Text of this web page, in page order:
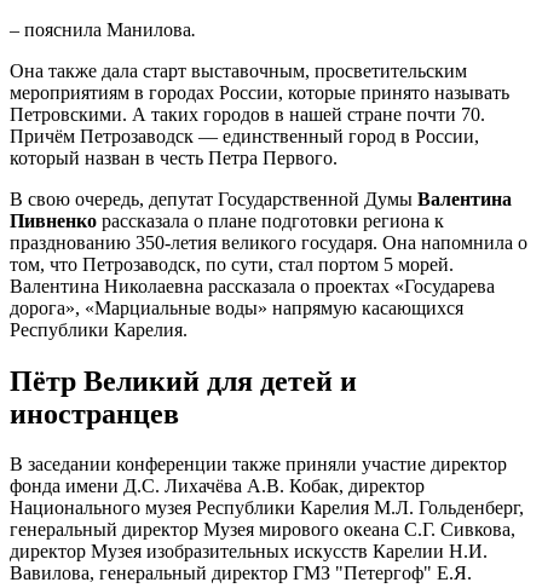
– пояснила Манилова.
Она также дала старт выставочным, просветительским
мероприятиям в городах России, которые принято называть
Петровскими. А таких городов в нашей стране почти 70.
Причём Петрозаводск — единственный город в России,
который назван в честь Петра Первого.
В свою очередь, депутат Государственной Думы Валентина
Пивненко рассказала о плане подготовки региона к
празднованию 350-летия великого государя. Она напомнила о
том, что Петрозаводск, по сути, стал портом 5 морей.
Валентина Николаевна рассказала о проектах «Государева
дорога», «Марциальные воды» напрямую касающихся
Республики Карелия.
Пётр Великий для детей и
иностранцев
В заседании конференции также приняли участие директор
фонда имени Д.С. Лихачёва А.В. Кобак, директор
Национального музея Республики Карелия М.Л. Гольденберг,
генеральный директор Музея мирового океана С.Г. Сивкова,
директор Музея изобразительных искусств Карелии Н.И.
Вавилова, генеральный директор ГМЗ "Петергоф" Е.Я.